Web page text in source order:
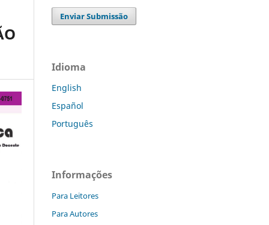
Enviar Submissão
Idioma
English
Español
Português
Informações
Para Leitores
Para Autores